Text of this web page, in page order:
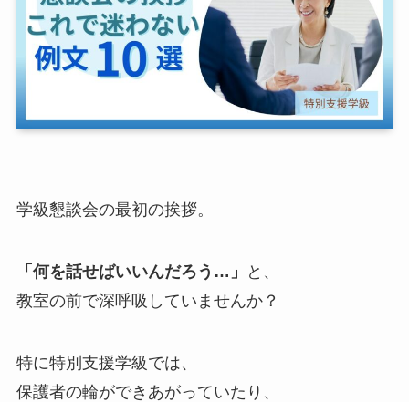
学級懇談会の最初の挨拶。
「何を話せばいいんだろう…」
と、
教室の前で深呼吸していませんか？
特に特別支援学級では、
保護者の輪ができあがっていたり、